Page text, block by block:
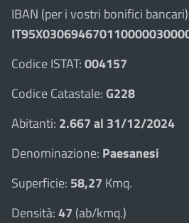
IBAN (per i vostri bonifici
Codice ISTAT:004157
Codice Catastale:G228
Abitanti: 2.667 al 31/12/2024
Denominazione: Paesanesi
Superficie: 58,27 Kmq.
Densità:47 (ab/kmq.)